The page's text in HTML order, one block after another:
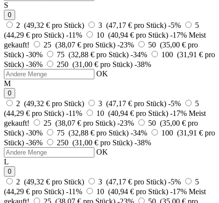
S
0
2 (49,32 € pro Stück) 3 (47,17 € pro Stück) -5%
5
(44,29 € pro Stück) -11% 10 (40,94 € pro Stück) -17% Meist
gekauft!
25 (38,07 € pro Stück) -23%
50 (35,00 € pro
Stück) -30% 75 (32,88 € pro Stück) -34%
100 (31,91 € pro
Stück) -36% 250 (31,00 € pro Stück) -38%
OK
M
0
2 (49,32 € pro Stück) 3 (47,17 € pro Stück) -5%
5
(44,29 € pro Stück) -11% 10 (40,94 € pro Stück) -17% Meist
gekauft!
25 (38,07 € pro Stück) -23%
50 (35,00 € pro
Stück) -30% 75 (32,88 € pro Stück) -34%
100 (31,91 € pro
Stück) -36% 250 (31,00 € pro Stück) -38%
OK
L
0
2 (49,32 € pro Stück) 3 (47,17 € pro Stück) -5%
5
(44,29 € pro Stück) -11% 10 (40,94 € pro Stück) -17% Meist
gekauft!
25 (38,07 € pro Stück) -23% 50 (35,00 € pro